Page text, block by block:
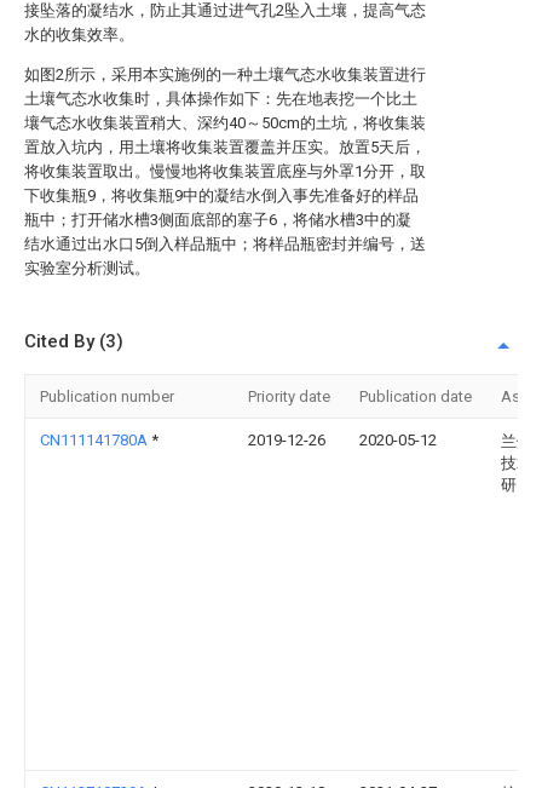
接坠落的凝结水，防止其通过进气孔2坠入土壤，提高气态
水的收集效率。
如图2所示，采用本实施例的一种土壤气态水收集装置进行
土壤气态水收集时，具体操作如下：先在地表挖一个比土
壤气态水收集装置稍大、深约40～50cm的土坑，将收集装
置放入坑内，用土壤将收集装置覆盖并压实。放置5天后，
将收集装置取出。慢慢地将收集装置底座与外罩1分开，取
下收集瓶9，将收集瓶9中的凝结水倒入事先准备好的样品
瓶中；打开储水槽3侧面底部的塞子6，将储水槽3中的凝
结水通过出水口5倒入样品瓶中；将样品瓶密封并编号，送
实验室分析测试。
Cited By (3)
Publication number Priority date Publication date
CN111141780A * 2019-12-26 2020-05-12
兰州
技术
研究